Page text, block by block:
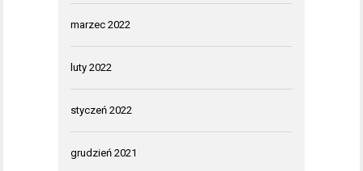
marzec 2022
luty 2022
styczeń 2022
grudzień 2021